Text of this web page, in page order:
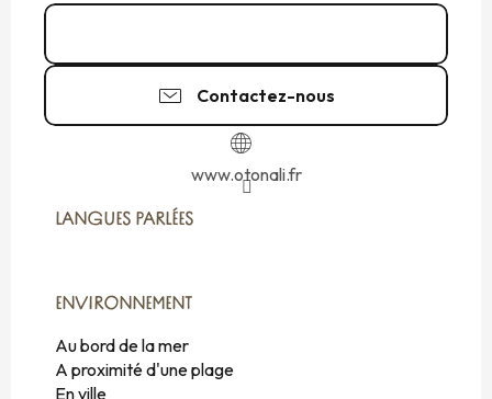
Contactez-nous
www.otonali.fr
LANGUES PARLÉES
LANGUES PARLÉES
ENVIRONNEMENT
ENVIRONNEMENT
Au bord de la mer
A proximité d'une plage
En ville